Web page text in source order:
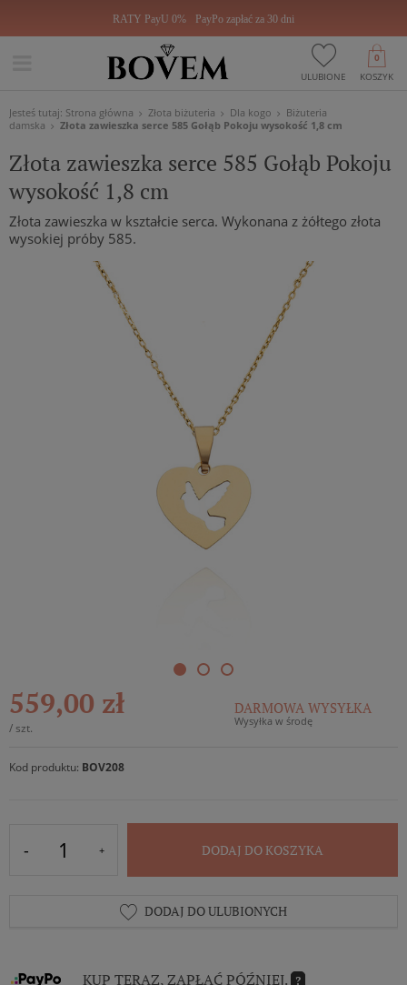
RATY PayU 0% PayPo zapłać za 30 dni
ULUBIONE KOSZYK
0
Jesteś tutaj: Strona główna Złota biżuteria Dla kogo
Biżuteria
damska
Złota zawieszka serce 585 Gołąb Pokoju wysokość 1,8 cm
Złota zawieszka serce 585 Gołąb Pokoju
wysokość 1,8 cm
Złota zawieszka w kształcie serca. Wykonana z żółtego złota
wysokiej próby 585.
559,00 zł
/ szt.
DARMOWA WYSYŁKA
Wysyłka w środę
Kod produktu: BOV208
DODAJ DO KOSZYKA
DODAJ DO ULUBIONYCH
KUP TERAZ, ZAPŁAĆ PÓŹNIEJ. ?